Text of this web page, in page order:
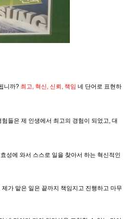
니까? 최고, 혁신, 신뢰 , 책임 네 단어로 표현하
들은 제 인생에서 최고의 경험이 되었고, 대
효성에 와서 스스로 일을 찾아서 하는 혁신적인
가 맡은 일은 끝까지 책임 지고 진행하고 마무